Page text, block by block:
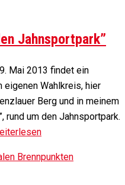
Jahnsportpark”
Mai 2013 findet ein
Wahlkreis, hier
Berg und in meinem
rund um den Jahnsportpark.